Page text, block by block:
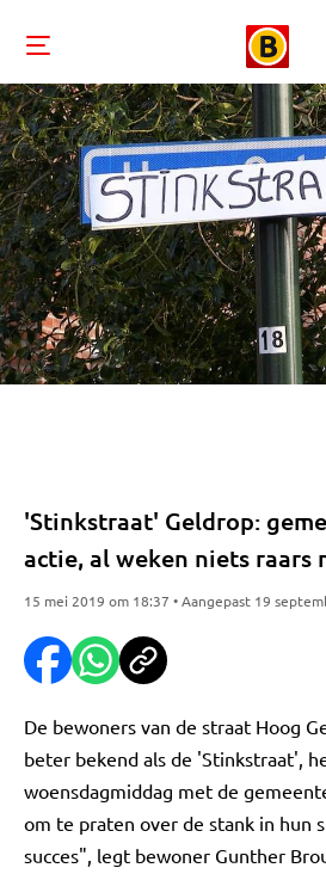
'Stinkstraat' Geldrop:
actie, al weken niets raars
15 mei 2019 om 18:37 • Aangepast 19
De bewoners van de straat Hoog
beter bekend als de 'Stinkstraat',
woensdagmiddag met de
om te praten over de stank in hun
succes", legt bewoner Gunther